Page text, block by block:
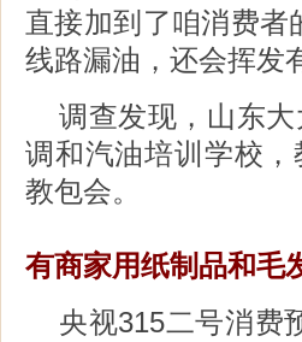
直接加到了咱消费者
线路漏油，还会挥发
调查发现，山东
调和汽油培训学校
教包会。
有商家用纸制品和毛
央视315二号消费